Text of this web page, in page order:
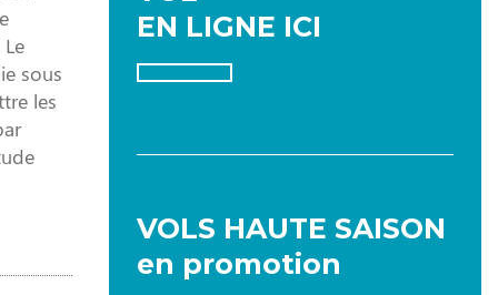
sous
les
EN LIGNE ICI
VOLS HAUTE SAISON
en promotion
2026
JANVIER